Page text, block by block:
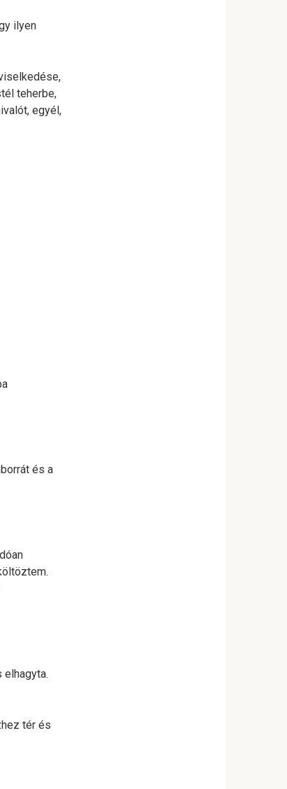
ilyen
teherbe,
egyél,
és a
elhagyta.
tér és